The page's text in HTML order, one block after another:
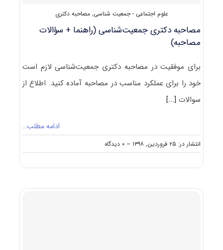
علوم اجتماعی - جمعیت شناسی,مصاحبه دکتری
مصاحبه دکتری جمعیت‌شناسی (راهنما + سؤالات
مصاحبه)
برای موفقیت در مصاحبه دکتری جمعیت‌شناسی لازم است
خود را برای عملکرد مناسب در مصاحبه آماده کنید. اطلاع از
سوالات[...]
ادامه مطلب…
انتشار در: ۲۵ فروردین, ۱۳۹۸ -- ۰ دیدگاه
on
مصاحبه
+